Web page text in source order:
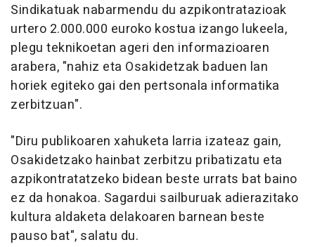
Sindikatuak nabarmendu du azpikontratazioak
urtero 2.000.000 euroko kostua izango lukeela,
plegu teknikoetan ageri den informazioaren
arabera, "nahiz eta Osakidetzak baduen lan
horiek egiteko gai den pertsonala informatika
zerbitzuan".
"Diru publikoaren xahuketa larria izateaz gain,
Osakidetzako hainbat zerbitzu pribatizatu eta
azpikontratatzeko bidean beste urrats bat baino
ez da honakoa. Sagardui sailburuak adierazitako
kultura aldaketa delakoaren barnean beste
pauso bat", salatu du.